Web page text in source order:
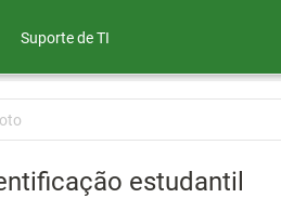
Suporte de TI
estudantil